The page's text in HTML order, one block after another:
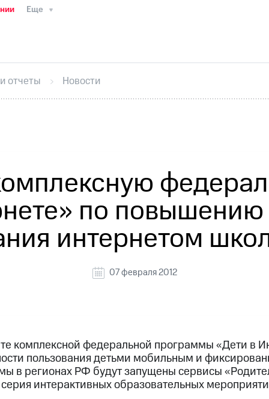
Еще
ИнтервьюФинансовая отчетность
секретарьРаскрытие информации
кабинет акционераАкционерный капитал
отчеты Новости
по повышению
интернетом
07 февраля 2012
комплексной федеральной программы «Дети в
пользования детьми мобильным и
в регионах РФ будут запущены сервисы
интерактивных образовательных